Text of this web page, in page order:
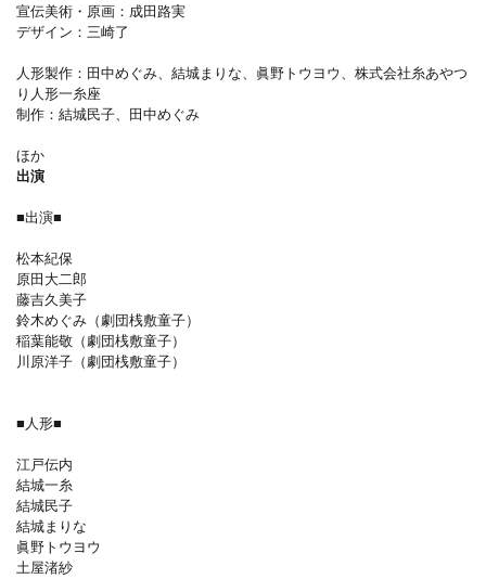
宣伝美術・原画：成田路実
デザイン：三崎了
人形製作：田中めぐみ、結城まりな、眞野トウヨウ、株式会社糸あやつ
り人形一糸座
制作：結城民子、田中めぐみ
ほか
出演
■出演■
松本紀保
原田大二郎
藤吉久美子
鈴木めぐみ（劇団桟敷童子）
稲葉能敬（劇団桟敷童子）
川原洋子（劇団桟敷童子）
■人形■
江戸伝内
結城一糸
結城民子
結城まりな
眞野トウヨウ
土屋渚紗